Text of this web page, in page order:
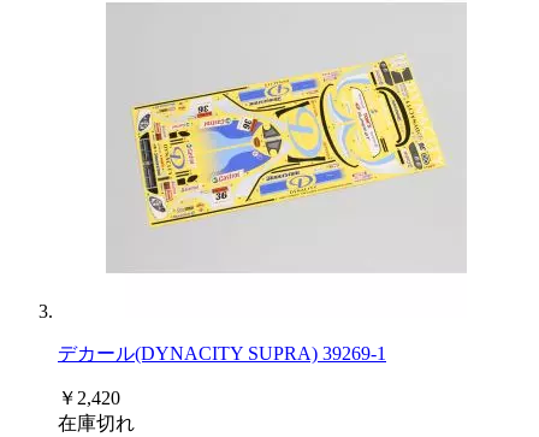
デカール(DYNACITY SUPRA) 39269-1
￥2,420
在庫切れ